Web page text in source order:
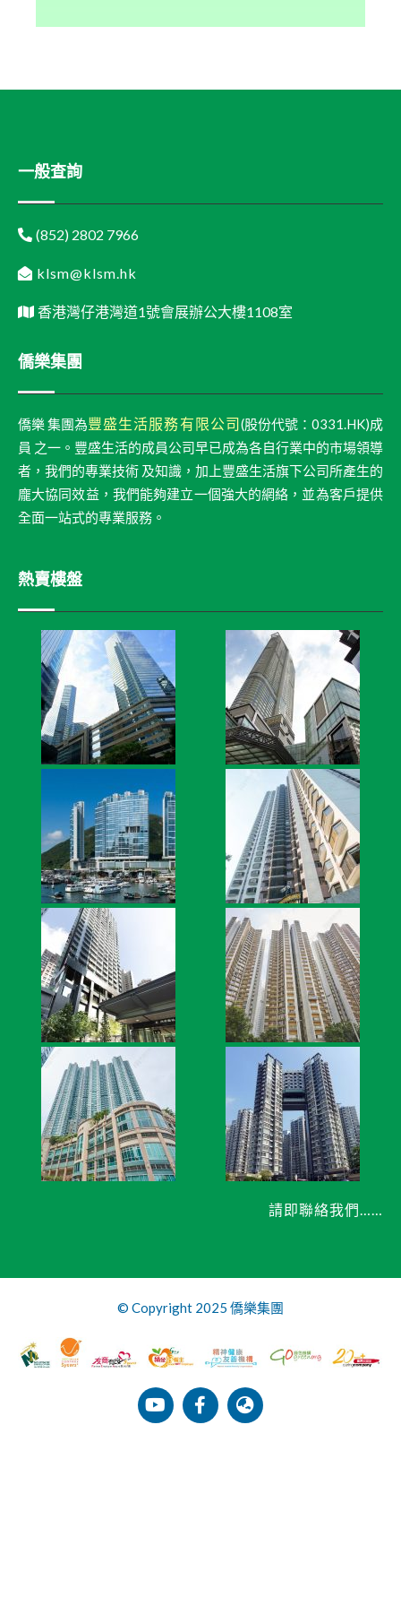
一般查詢
(852) 2802 7966
klsm@klsm.hk
香港灣仔港灣道1號會展辦公大樓1108室
僑樂集團
僑樂 集團為豐盛生活服務有限公司 (股份代號：0331.HK)成
員 之一。豐盛生活的成員公司早已成為各自行業中的市場領導
者，我們的專業技術 及知識，加上豐盛生活旗下公司所產生的
龐大協同效益，我們能夠建立一個強大的網絡，並為客戶提供
全面一站式的專業服務。
熱賣樓盤
請即聯絡我們……
© Copyright 2025 僑樂集團